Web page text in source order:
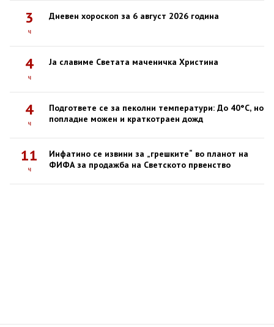
3
ч
Дневен хороскоп за 6 август 2026 година
4
ч
Ја славиме Светата маченичка Христина
4
ч
Подгответе се за пеколни температури: До 40°C, но
попладне можен и краткотраен дожд
11
ч
Инфатино се извини за „грешките“ во планот на
ФИФА за продажба на Светското првенство